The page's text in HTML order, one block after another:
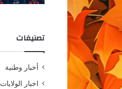
تصنيفات
أخبار وطنية
اخبار الولايات